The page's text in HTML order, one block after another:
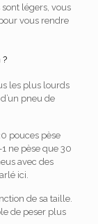
légers, vous
vous rendre
?
les plus lourds
pneu de
pouces pèse
ne pèse que 30
avec des
ici.
de sa taille.
de peser plus